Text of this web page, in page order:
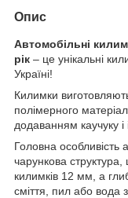
Опис
Автомобільні
рік – це унікальні
Україні!
Килимки
полімерного
додаванням каучуку і
Головна особливість
чарункова
килимків 12 мм, а
сміття, пил або вода